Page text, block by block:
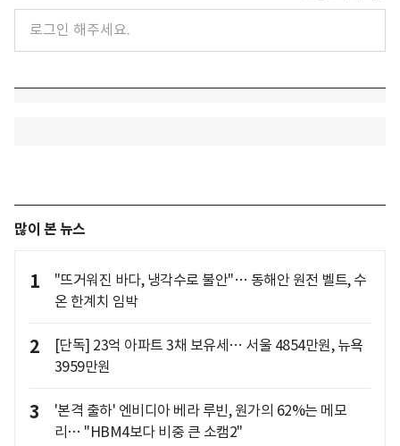
많이 본 뉴스
1
"뜨거워진 바다, 냉각수로 불안"… 동해안 원전 벨트, 수
온 한계치 임박
2
[단독] 23억 아파트 3채 보유세… 서울 4854만원, 뉴욕
3959만원
3
'본격 출하' 엔비디아 베라 루빈, 원가의 62%는 메모
리… "HBM4보다 비중 큰 소캠2"